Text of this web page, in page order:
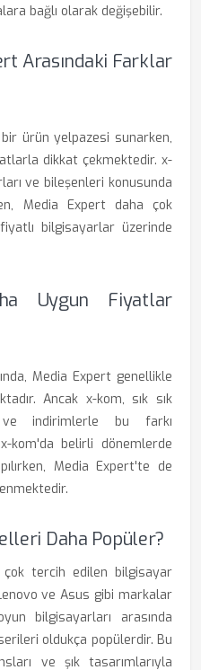
bağlı olarak değişebilir.
Arasındaki Farklar
ürün yelpazesi sunarken,
dikkat çekmektedir. x-
ve bileşenleri konusunda
Media Expert daha çok
bilgisayarlar üzerinde
Uygun Fiyatlar
Media Expert genellikle
Ancak x-kom, sık sık
ve indirimlerle bu farkı
kom'da belirli dönemlerde
Media Expert'te de
Daha Popüler?
çok tercih edilen bilgisayar
ve Asus gibi markalar
bilgisayarları arasında
oldukça popülerdir. Bu
ve şık tasarımlarıyla